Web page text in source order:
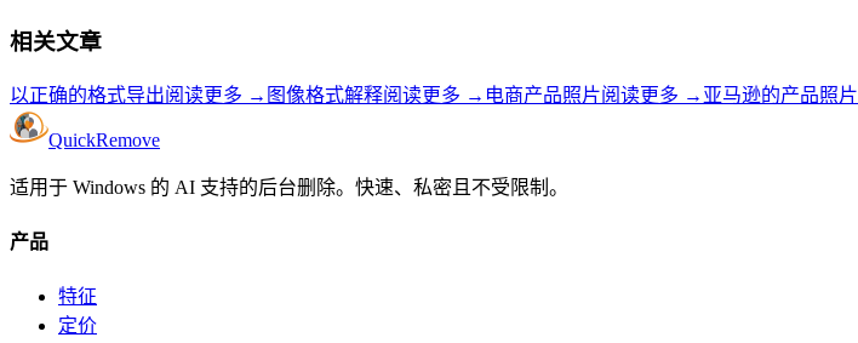
相关文章
以正确的格式导出阅读更多 → 图像格式解释阅读更多 → 电商产品照片阅读更多 → 亚马逊的产品照片
QuickRemove
适用于 Windows 的 AI 支持的后台删除。快速、私密且不受限制。
产品
特征
定价